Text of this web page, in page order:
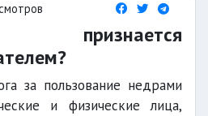
за пользование недрами
и физические лица,